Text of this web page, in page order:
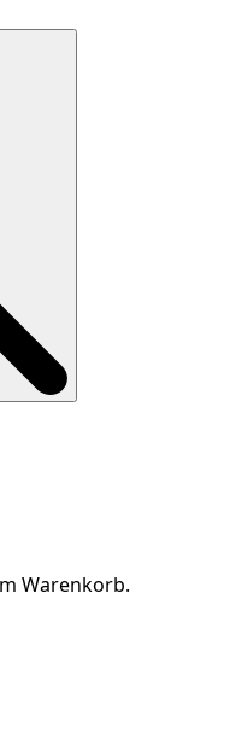
Search
Warenkorb.